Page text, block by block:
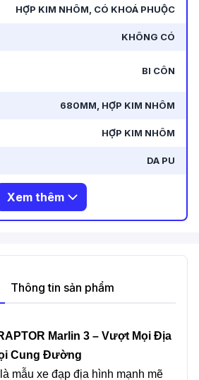
Tam Thôn, Huyện Hóc Môn,
HỢP KIM NHÔM, CÓ KHOÁ PHUỘC
KHÔNG CÓ
BI CÔN
680MM, HỢP KIM NHÔM
HỢP KIM NHÔM
DA PU
Xem thêm
Thông tin sản phẩm
Marlin 3 – Vượt Mọi Địa
Cung Đường
mẫu xe đạp địa hình mạnh mẽ